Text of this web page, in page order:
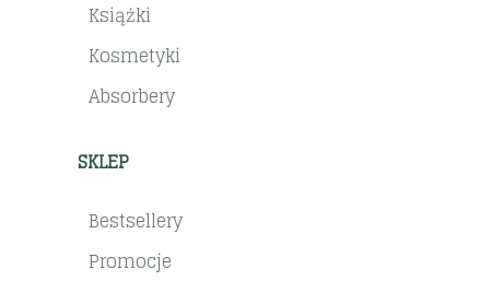
Książki
Kosmetyki
Absorbery
SKLEP
Bestsellery
Promocje